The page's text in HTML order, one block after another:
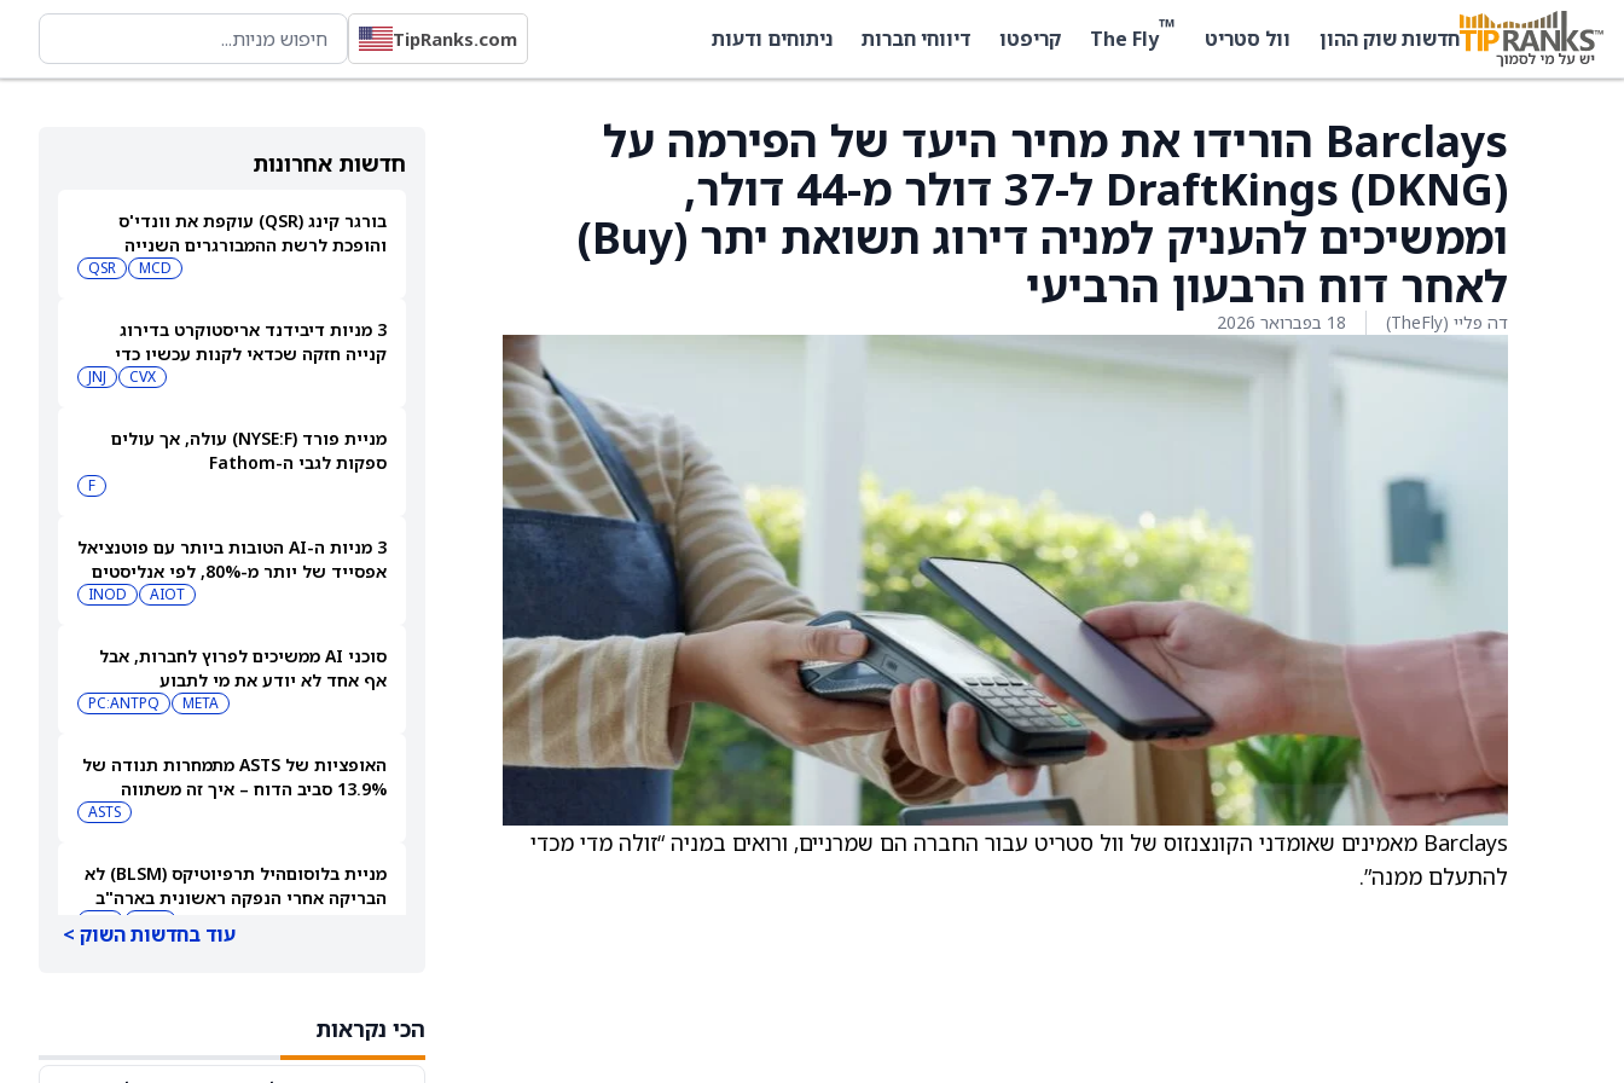
חדשות שוק ההון וול סטריט ™
The Fly קריפטו דיווחי חברות ניתוחים ודעות TipRanks.com
חדשות אחרונות
בורגר קינג (QSR) עוקפת את וונדי'ס
והופכת לרשת ההמבורגרים השנייה
MCD
QSR
3 מניות דיבידנד אריסטוקרט בדירוג
קנייה חזקה שכדאי לקנות עכשיו כדי
CVX
JNJ
מניית פורד (NYSE:F) עולה, אך עולים
ספקות לגבי ה-Fathom
F
3 מניות ה-AI הטובות ביותר עם פוטנציאל
אפסייד של יותר מ-80%, לפי אנליסטים
AIOT
INOD
סוכני AI ממשיכים לפרוץ לחברות, אבל
אף אחד לא יודע את מי לתבוע
META
PC:ANTPQ
האופציות של ASTS מתמחרות תנודה של
13.9% סביב הדוח – איך זה משתווה
ASTS
מניית בלוסוםהיל תרפיוטיקס (BLSM) לא
הבריקה אחרי הנפקה ראשונית בארה"ב
עוד בחדשות השוק >
הכי נקראות
Barclays הורידו את מחיר היעד של הפירמה על
DraftKings (DKNG) ל-37 דולר מ-44 דולר,
וממשיכים להעניק למניה דירוג תשואת יתר (Buy)
לאחר דוח הרבעון הרביעי
דה פליי (TheFly) 18 בפברואר 2026
Barclays מאמינים שאומדני הקונצנזוס של וול סטריט עבור החברה הם שמרניים, ורואים במניה “זולה מדי מכדי
להתעלם ממנה”.